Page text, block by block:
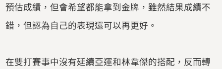
預估成績，但會希望都能拿到金牌，雖然結果成績不
錯，但認為自己的表現還可以再更好。
在雙打賽事中沒有延續亞運和林韋傑的搭配，反而轉